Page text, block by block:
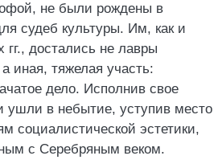
не были рождены в
судеб культуры. Им, как и
гг., достались не лавры
иная, тяжелая участь:
дело. Исполнив свое
ушли в небытие, уступив место
социалистической эстетики,
с Серебряным веком.